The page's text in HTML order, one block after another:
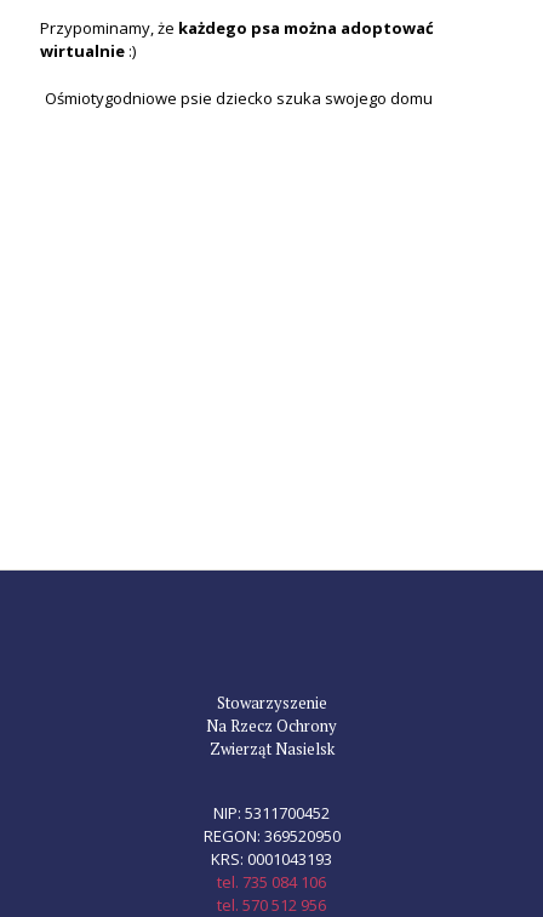
Przypominamy, że każdego psa można adoptować
wirtualnie :)
Ośmiotygodniowe psie dziecko szuka swojego domu
Stowarzyszenie
Na Rzecz Ochrony
Zwierząt Nasielsk
NIP: 5311700452
REGON: 369520950
KRS: 0001043193
tel. 735 084 106
tel. 570 512 956